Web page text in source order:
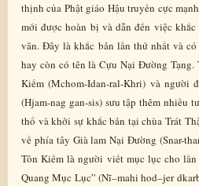
thịnh của Phật giáo Hậu truyền cực
mới được hoàn bị và dẫn đến việc
văn. Đây là khắc bản lần thứ nhất và
hay còn có tên là Cựu Nại Đường Tạng.
Kiếm (Mchom-Idan-ral-Khri) và người
(Hjam-nag gan-sis) sưu tập thêm nhiều
thổ và khởi sự khắc bản tại chùa Trát
về phía tây Già lam Nại Đường (Snar-
Tôn Kiếm là người viết mục lục cho
Quang Mục Lục” (Nĩ–mahi hod–jer